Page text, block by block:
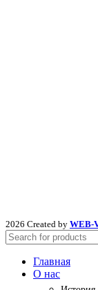
2026 Created by WEB-
Главная
О нас